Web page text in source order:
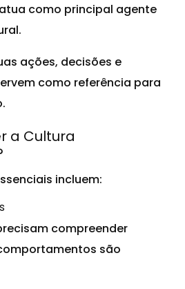
como principal agente
ações, decisões e
como referência para
a Cultura
incluem:
compreender
são